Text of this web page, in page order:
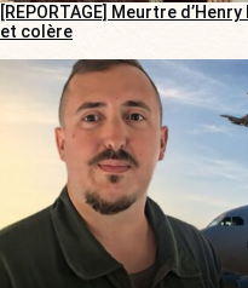
[REPORTAGE] Meurtre
et colère